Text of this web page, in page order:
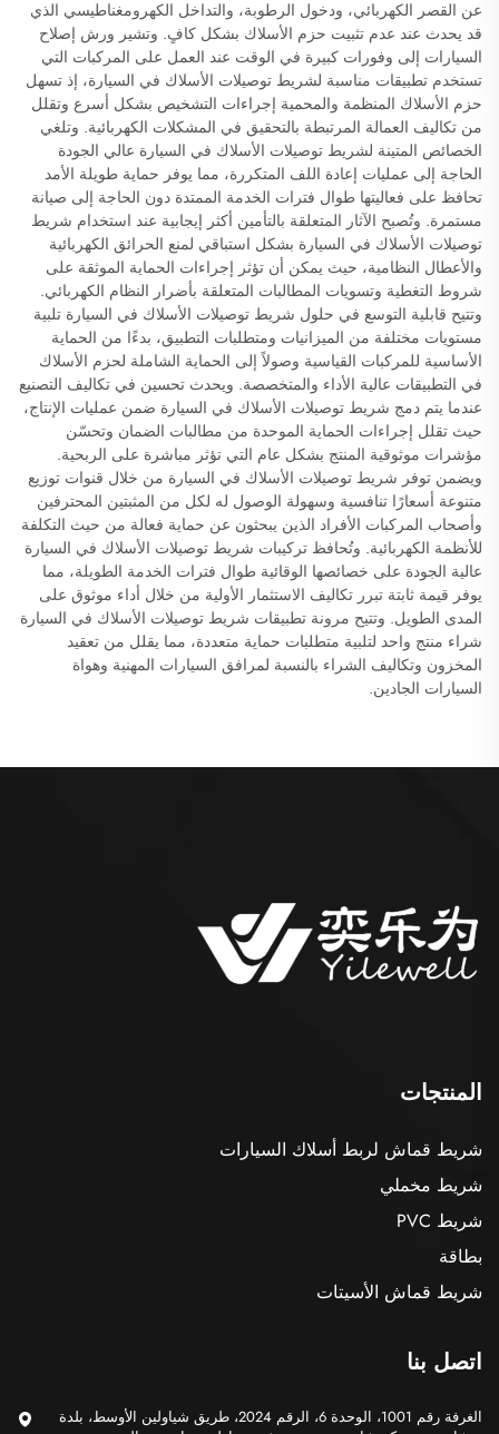
عن القصر الكهربائي، ودخول الرطوبة، والتداخل الكهرومغناطيسي الذي
قد يحدث عند عدم تثبيت حزم الأسلاك بشكل كافٍ. وتشير ورش إصلاح
السيارات إلى وفورات كبيرة في الوقت عند العمل على المركبات التي
تستخدم تطبيقات مناسبة لشريط توصيلات الأسلاك في السيارة، إذ تسهل
حزم الأسلاك المنظمة والمحمية إجراءات التشخيص بشكل أسرع وتقلل
من تكاليف العمالة المرتبطة بالتحقيق في المشكلات الكهربائية. وتلغي
الخصائص المتينة لشريط توصيلات الأسلاك في السيارة عالي الجودة
الحاجة إلى عمليات إعادة اللف المتكررة، مما يوفر حماية طويلة الأمد
تحافظ على فعاليتها طوال فترات الخدمة الممتدة دون الحاجة إلى صيانة
مستمرة. وتُصبح الآثار المتعلقة بالتأمين أكثر إيجابية عند استخدام شريط
توصيلات الأسلاك في السيارة بشكل استباقي لمنع الحرائق الكهربائية
والأعطال النظامية، حيث يمكن أن تؤثر إجراءات الحماية الموثقة على
شروط التغطية وتسويات المطالبات المتعلقة بأضرار النظام الكهربائي.
وتتيح قابلية التوسع في حلول شريط توصيلات الأسلاك في السيارة تلبية
مستويات مختلفة من الميزانيات ومتطلبات التطبيق، بدءًا من الحماية
الأساسية للمركبات القياسية وصولاً إلى الحماية الشاملة لحزم الأسلاك
في التطبيقات عالية الأداء والمتخصصة. ويحدث تحسين في تكاليف التصنيع
عندما يتم دمج شريط توصيلات الأسلاك في السيارة ضمن عمليات الإنتاج،
حيث تقلل إجراءات الحماية الموحدة من مطالبات الضمان وتحسّن
مؤشرات موثوقية المنتج بشكل عام التي تؤثر مباشرة على الربحية.
ويضمن توفر شريط توصيلات الأسلاك في السيارة من خلال قنوات توزيع
متنوعة أسعارًا تنافسية وسهولة الوصول له لكل من المثبتين المحترفين
وأصحاب المركبات الأفراد الذين يبحثون عن حماية فعالة من حيث التكلفة
للأنظمة الكهربائية. وتُحافظ تركيبات شريط توصيلات الأسلاك في السيارة
عالية الجودة على خصائصها الوقائية طوال فترات الخدمة الطويلة، مما
يوفر قيمة ثابتة تبرر تكاليف الاستثمار الأولية من خلال أداء موثوق على
المدى الطويل. وتتيح مرونة تطبيقات شريط توصيلات الأسلاك في السيارة
شراء منتج واحد لتلبية متطلبات حماية متعددة، مما يقلل من تعقيد
المخزون وتكاليف الشراء بالنسبة لمرافق السيارات المهنية وهواة
السيارات الجادين.
المنتجات
شريط قماش لربط أسلاك السيارات
شريط مخملي
شريط PVC
بطاقة
شريط قماش الأسيتات
اتصل بنا
الغرفة رقم 1001، الوحدة 6، الرقم 2024، طريق شياولين الأوسط، بلدة